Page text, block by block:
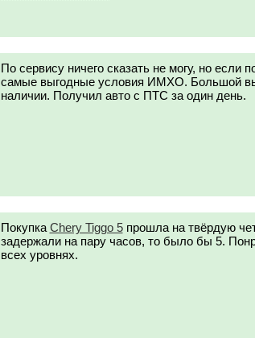
По сервису ничего сказать не могу, но если
самые выгодные условия ИМХО. Большой
наличии. Получил авто с ПТС за один день.
Покупка Chery Tiggo 5прошла на твёрдую
задержали на пару часов, то было бы 5.
всех уровнях.